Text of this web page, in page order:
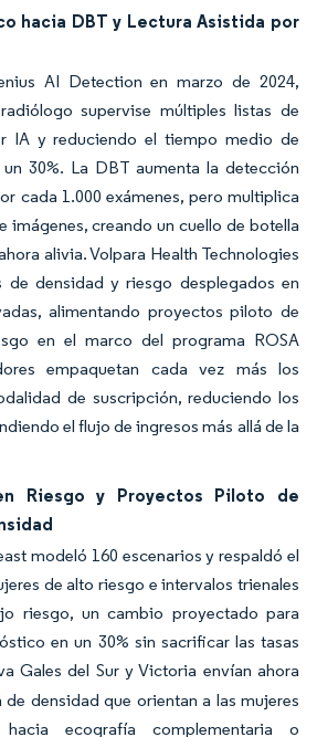
hacia DBT y Lectura Asistida por
AI Detection en marzo de 2024,
supervise múltiples listas de
IA y reduciendo el tiempo medio de
30%. La DBT aumenta la detección
cada 1.000 exámenes, pero multiplica
imágenes, creando un cuello de botella
alivia. Volpara Health Technologies
de densidad y riesgo desplegados en
alimentando proyectos piloto de
en el marco del programa ROSA
empaquetan cada vez más los
de suscripción, reduciendo los
el flujo de ingresos más allá de la
Riesgo y Proyectos Piloto de
modeló 160 escenarios y respaldó el
de alto riesgo e intervalos trienales
riesgo, un cambio proyectado para
en un 30% sin sacrificar las tasas
Gales del Sur y Victoria envían ahora
densidad que orientan a las mujeres
ecografía complementaria o